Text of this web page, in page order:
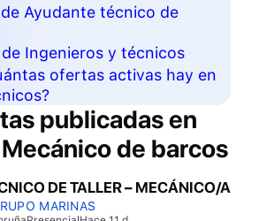
Ayudante técnico de
Ingenieros y técnicos
ofertas activas hay en
publicadas en
Mecánico de barcos
DE TALLER – MECÁNICO/A
MARINAS